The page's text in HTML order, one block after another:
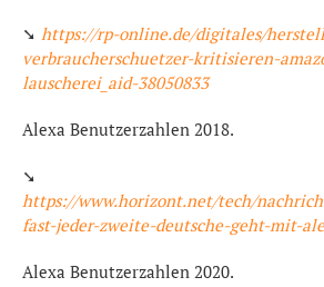
➘ https://rp-online.de/digitales/
verbraucherschuetzer-kritisieren-
lauscherei_aid-38050833
Alexa Benutzerzahlen 2018.
➘
https://www.horizont.net/tech/
fast-jeder-zweite-deutsche-geht-mit-
Alexa Benutzerzahlen 2020.